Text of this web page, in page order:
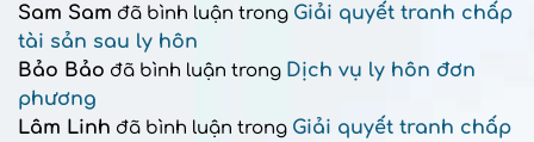
Sam Sam đã bình luận trong Giải quyết tranh chấp
tài sản sau ly hôn
Bảo Bảo đã bình luận trong Dịch vụ ly hôn đơn
phương
Lâm Linh đã bình luận trong Giải quyết tranh chấp